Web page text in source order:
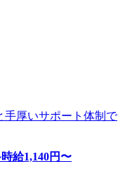
手厚いサポート体制で
時給1,140円〜